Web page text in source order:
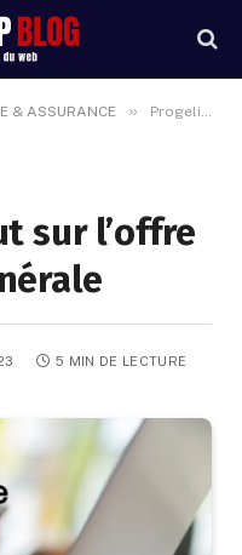
& ASSURANCE » Progeliance : tout sur l’offre de la Société Générale
sur l’offre
5 MIN DE LECTURE